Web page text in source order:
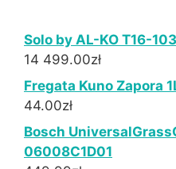
Solo by AL-KO T16-
14 499.00zł
Fregata Kuno Zapora
44.00zł
Bosch
06008C1D01